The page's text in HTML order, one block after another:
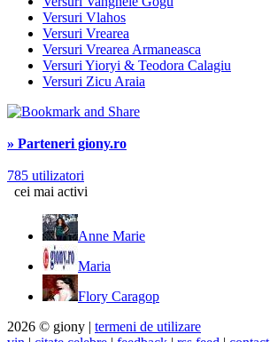
Versuri Vlahos
Versuri Vrearea
Versuri Vrearea Armaneasca
Versuri Yioryi & Teodora Calagiu
Versuri Zicu Araia
» Parteneri giony.ro
785 utilizatori
cei mai activi
Anne Marie
Maria
Flory Caragop
2026 © giony | termeni de utilizare